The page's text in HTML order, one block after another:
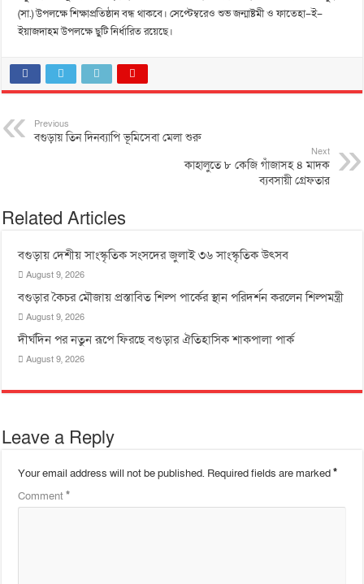
(সা.) উপলক্ষে শিক্ষাপ্রতিষ্ঠান বন্ধ থাকবে। সেপ্টেম্বরেও শুভ জন্মাষ্টমী ও ফাতেহা–ই–
ইয়াজদাহম উপলক্ষে ছুটি নির্ধারিত রয়েছে।
Previous
বগুড়ায় তিন দিনব্যাপি ভূমিসেবা মেলা শুরু
Next
কাহালুতে ৮ কেজি গাঁজাসহ ৪ মাদক
ব্যবসায়ী গ্রেফতার
Related Articles
বগুড়ায় দেশীয় সাংস্কৃতিক সংসদের জুলাই ৩৬ সাংস্কৃতিক উৎসব
August 9, 2026
বগুড়ার কৈচর মৌজায় প্রস্তাবিত শিল্প পার্কের স্থান পরিদর্শন করলেন শিল্পমন্ত্রী
August 9, 2026
দীর্ঘদিন পর নতুন রূপে ফিরছে বগুড়ার ঐতিহাসিক শাকপালা পার্ক
August 9, 2026
Leave a Reply
Your email address will not be published. Required fields are marked*
Comment*